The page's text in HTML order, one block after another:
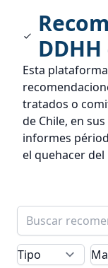
Esta
tratados o
de Chile, en
informes
el quehacer del